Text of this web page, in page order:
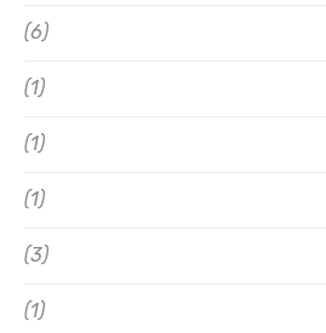
(6)
(1)
(1)
(1)
(3)
(1)